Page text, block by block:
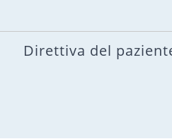
Direttiva del